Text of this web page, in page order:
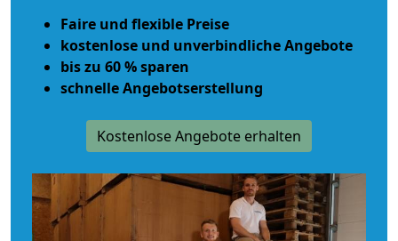
Faire und flexible Preise
kostenlose und unverbindliche Angebote
bis zu 60 % sparen
schnelle Angebotserstellung
Kostenlose Angebote erhalten